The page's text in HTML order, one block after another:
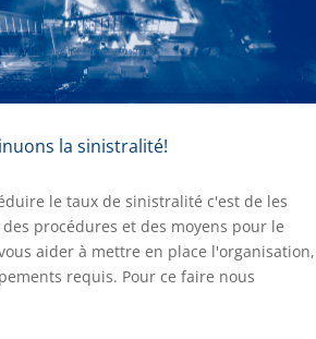
la sinistralité!
le taux de sinistralité c'est de les
procédures et des moyens pour le
aider à mettre en place l'organisation,
requis. Pour ce faire nous